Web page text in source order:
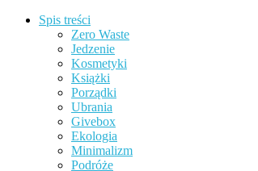
Spis treści
Zero Waste
Jedzenie
Kosmetyki
Książki
Porządki
Ubrania
Givebox
Ekologia
Minimalizm
Podróże